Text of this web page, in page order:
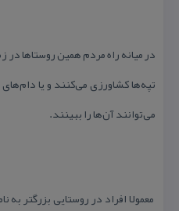
در میانه راه مردم همین روستاها
تپه‌ها كشاورزی می‌كنند و یا
می‌توانند آن‌ها را ببینند.
معمولا افراد در روستایی بزرگتر به